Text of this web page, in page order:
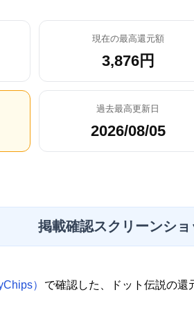
現在の最高還元額
3,876円
過去最高更新日
2026/08/05
掲載確認スクリーンショ
） で確認した、ドット伝説の還